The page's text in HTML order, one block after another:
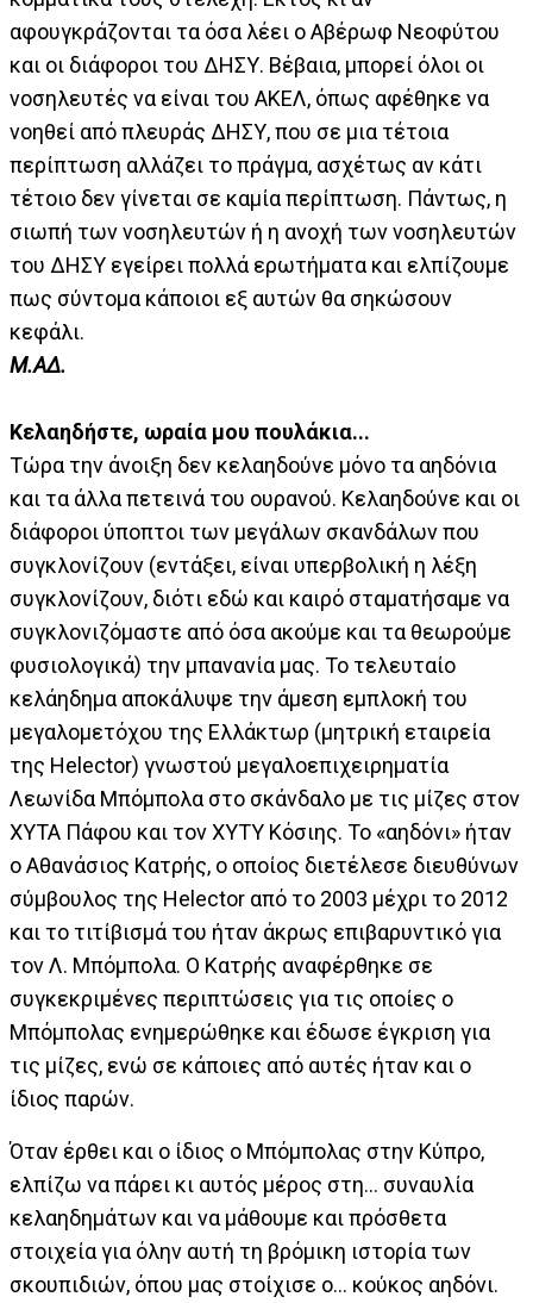
αφουγκράζονται τα όσα λέει ο Αβέρωφ Νεοφύτου
και οι διάφοροι του ΔΗΣΥ. Βέβαια, μπορεί όλοι οι
νοσηλευτές να είναι του ΑΚΕΛ, όπως αφέθηκε να
νοηθεί από πλευράς ΔΗΣΥ, που σε μια τέτοια
περίπτωση αλλάζει το πράγμα, ασχέτως αν κάτι
τέτοιο δεν γίνεται σε καμία περίπτωση. Πάντως, η
σιωπή των νοσηλευτών ή η ανοχή των νοσηλευτών
του ΔΗΣΥ εγείρει πολλά ερωτήματα και ελπίζουμε
πως σύντομα κάποιοι εξ αυτών θα σηκώσουν
κεφάλι.
Μ.ΑΔ.
Κελαηδήστε, ωραία μου πουλάκια...
Τώρα την άνοιξη δεν κελαηδούνε μόνο τα αηδόνια
και τα άλλα πετεινά του ουρανού. Κελαηδούνε και οι
διάφοροι ύποπτοι των μεγάλων σκανδάλων που
συγκλονίζουν (εντάξει, είναι υπερβολική η λέξη
συγκλονίζουν, διότι εδώ και καιρό σταματήσαμε να
συγκλονιζόμαστε από όσα ακούμε και τα θεωρούμε
φυσιολογικά) την μπανανία μας. Το τελευταίο
κελάηδημα αποκάλυψε την άμεση εμπλοκή του
μεγαλομετόχου της Ελλάκτωρ (μητρική εταιρεία
της Helector) γνωστού μεγαλοεπιχειρηματία
Λεωνίδα Μπόμπολα στο σκάνδαλο με τις μίζες στον
ΧΥΤΑ Πάφου και τον ΧΥΤΥ Κόσιης. Το «αηδόνι» ήταν
ο Αθανάσιος Κατρής, ο οποίος διετέλεσε διευθύνων
σύμβουλος της Helector από το 2003 μέχρι το 2012
και το τιτίβισμά του ήταν άκρως επιβαρυντικό για
τον Λ. Μπόμπολα. Ο Κατρής αναφέρθηκε σε
συγκεκριμένες περιπτώσεις για τις οποίες ο
Μπόμπολας ενημερώθηκε και έδωσε έγκριση για
τις μίζες, ενώ σε κάποιες από αυτές ήταν και ο
ίδιος παρών.
Όταν έρθει και ο ίδιος ο Μπόμπολας στην Κύπρο,
ελπίζω να πάρει κι αυτός μέρος στη... συναυλία
κελαηδημάτων και να μάθουμε και πρόσθετα
στοιχεία για όλην αυτή τη βρόμικη ιστορία των
σκουπιδιών, όπου μας στοίχισε ο... κούκος αηδόνι.